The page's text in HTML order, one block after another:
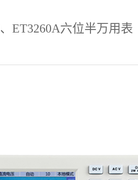
ET3260A六位半万用表